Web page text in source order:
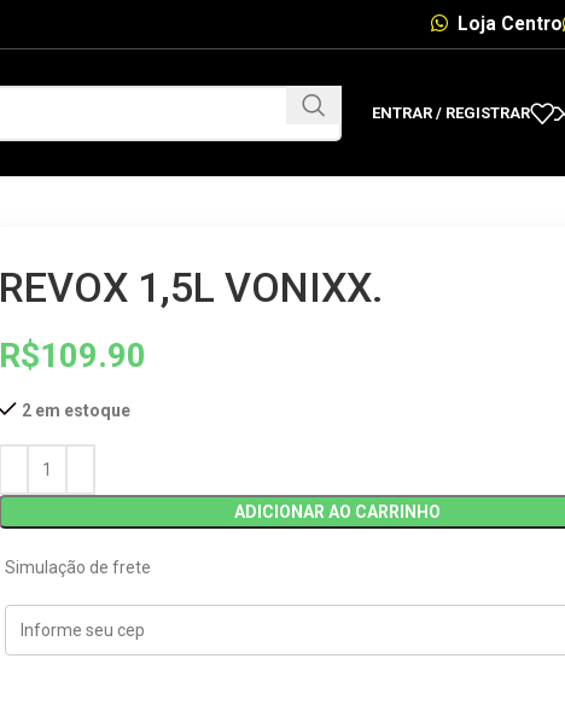
Loja Centro
ENTRAR / REGISTRAR
REVOX 1,5L VONIXX.
R$109.90
2 em estoque
ADICIONAR AO CARRINHO
Simulação de frete